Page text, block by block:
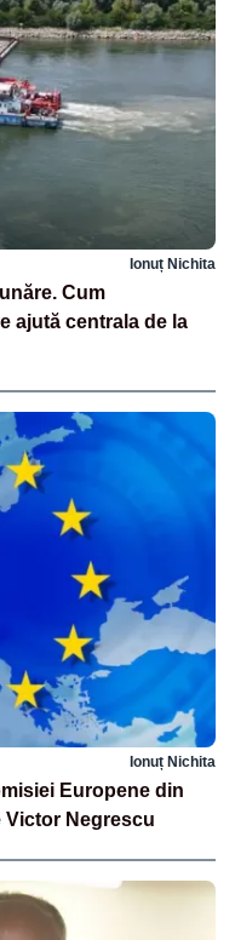
Ionuț Nichita
Cum
ajută centrala de la
Ionuț Nichita
Europene din
Victor Negrescu